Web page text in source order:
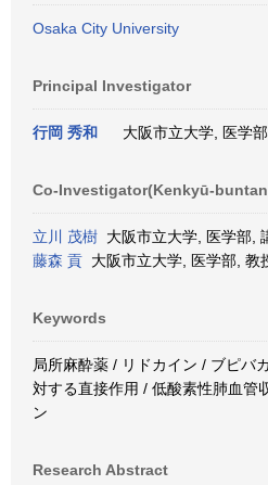
Osaka City University
Principal Investigator
行岡 秀和 大阪市立大学, 医学
Co-Investigator(Kenkyū-
立川 茂樹 大阪市立大学, 医学部,
藤森 貢 大阪市立大学, 医学部, 教
Keywords
局所麻酔薬 / リドカイン / ブピバ
対する直接作用 / 低酸素性肺血管
ン
Research Abstract